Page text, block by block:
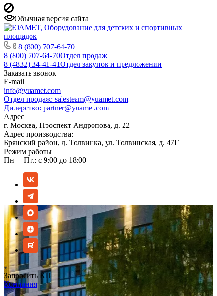
Обычная версия сайта
8 (800) 707-64-70
8 (800) 707-64-70Отдел продаж
8 (4832) 34-41-41Отдел закупок и предложений
Заказать звонок
E-mail
info@yuamet.com
Отдел продаж: salesteam@yuamet.com
Дилерство: partner@yuamet.com
Адрес
г. Москва, Проспект Андропова, д. 22
Адрес производства:
Брянский район, д. Толвинка, ул. Толвинская, д. 47Г
Режим работы
Пн. – Пт.: с 9:00 до 18:00
Запросить КП
Компания